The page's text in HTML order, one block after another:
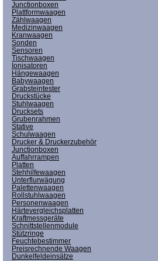
Junctionboxen
Plattformwaagen
Zählwaagen
Medizinwaagen
Kranwaagen
Sonden
Sensoren
Tischwaagen
Ionisatoren
Hängewaagen
Babywaagen
Grabsteintester
Druckstücke
Stuhlwaagen
Drucksets
Grubenrahmen
Stative
Schulwaagen
Drucker & Druckerzubehör
Junctionboxen
Auffahrrampen
Platten
Stehhilfewaagen
Unterflurwägung
Palettenwaagen
Rollstuhlwaagen
Personenwaagen
Härtevergleichsplatten
Kraftmessgeräte
Schnittstellenmodule
Stützringe
Feuchtebestimmer
Preisrechnende Waagen
Dunkelfeldeinsätze